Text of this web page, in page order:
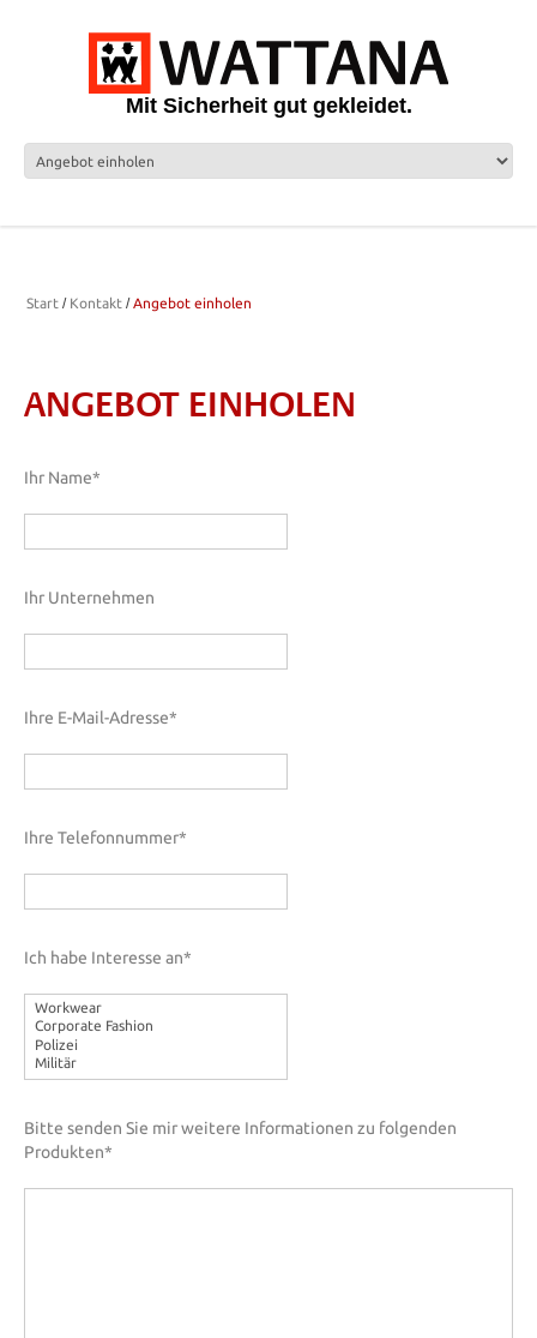
Mit Sicherheit gut gekleidet.
Start Kontakt Angebot einholen
ANGEBOT EINHOLEN
Ihr Name*
Ihr Unternehmen
Ihre E-Mail-Adresse*
Ihre Telefonnummer*
Ich habe Interesse an*
Bitte senden Sie mir weitere Informationen zu folgenden
Produkten*